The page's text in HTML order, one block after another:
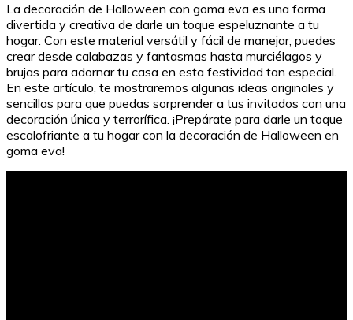
La decoración de Halloween con goma eva es una forma
divertida y creativa de darle un toque espeluznante a tu
hogar. Con este material versátil y fácil de manejar, puedes
crear desde calabazas y fantasmas hasta murciélagos y
brujas para adornar tu casa en esta festividad tan especial.
En este artículo, te mostraremos algunas ideas originales y
sencillas para que puedas sorprender a tus invitados con una
decoración única y terrorífica. ¡Prepárate para darle un toque
escalofriante a tu hogar con la decoración de Halloween en
goma eva!